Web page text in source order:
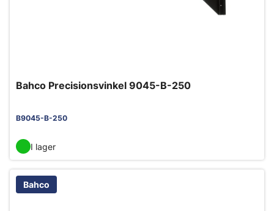
Bahco Precisionsvinkel 9045-B-250
B9045-B-250
I lager
Bahco